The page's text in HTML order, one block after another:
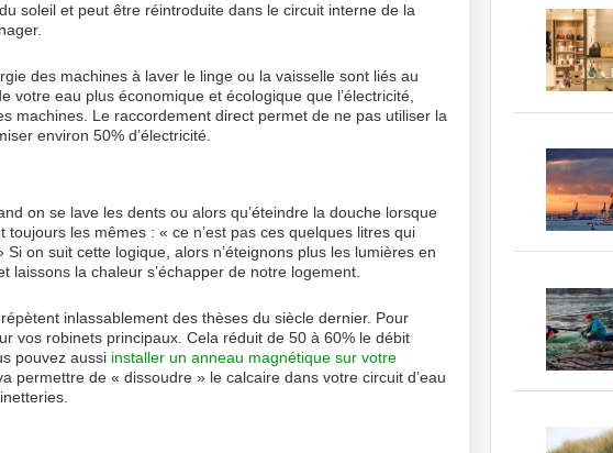
soleil et peut être réintroduite dans le circuit interne de la
des machines à laver le linge ou la vaisselle sont liés au
votre eau plus économique et écologique que l’électricité,
machines. Le raccordement direct permet de ne pas utiliser la
environ 50% d’électricité.
on se lave les dents ou alors qu’éteindre la douche lorsque
les mêmes : « ce n’est pas ces quelques litres qui
on suit cette logique, alors n’éteignons plus les lumières en
laissons la chaleur s’échapper de notre logement.
inlassablement des thèses du siècle dernier. Pour
vos robinets principaux. Cela réduit de 50 à 60% le débit
pouvez aussi installer un anneau magnétique sur votre
permettre de « dissoudre » le calcaire dans votre circuit d’eau